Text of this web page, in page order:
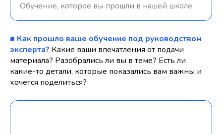
Обучение, которое вы прошли в нашей школе
■ Как прошло ваше обучение под руководством
эксперта? Какие ваши впечатления от подачи
материала? Разобрались ли вы в теме? Есть ли
какие-то детали, которые показались вам важны и
хочется поделиться?